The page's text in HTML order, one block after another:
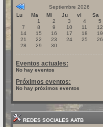
Septiembre 2026
Lu
Ma Mi Ju vi Sa
1
2 3 4 5
7
8 9 10 11 12
14
15 16 17 18 19
21
22 23 24 25 26
28
29 30
Eventos actuales:
No hay eventos
Próximos eventos:
No hay próximos eventos
REDES SOCIALES AATB